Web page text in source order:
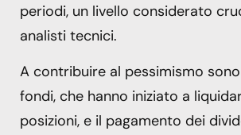
periodi, un livello considerato
analisti tecnici.
A contribuire al pessimismo
fondi, che hanno iniziato a
posizioni, e il pagamento dei